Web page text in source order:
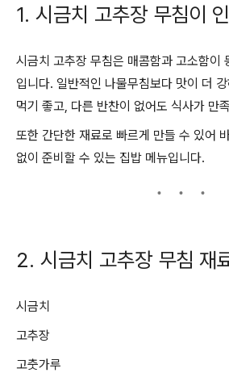
1. 시금치 고추장 무침이
시금치 고추장 무침은 매콤함과 고소함이
입니다. 일반적인 나물무침보다 맛이 더
먹기 좋고, 다른 반찬이 없어도 식사가 만
또한 간단한 재료로 빠르게 만들 수 있어
없이 준비할 수 있는 집밥 메뉴입니다.
2. 시금치 고추장 무침 재
시금치
고추장
고춧가루